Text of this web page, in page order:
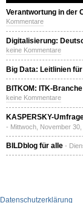
Verantwortung in der
Kommentare
Digitalisierung:
keine Kommentare
Big Data: Leitlinien
BITKOM: ITK-
keine Kommentare
KASPERSKY-
- Mittwoch, November 30,
BILDblog für alle -
Datenschutzerklärung